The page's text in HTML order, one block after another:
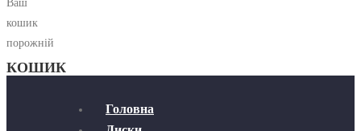
Ваш
кошик
порожній
КОШИК
Головна